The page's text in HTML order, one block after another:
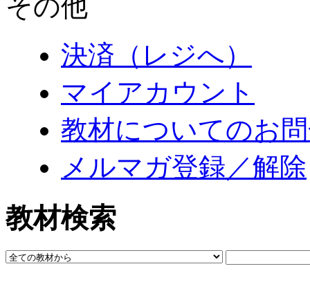
その他
決済（レジへ）
マイアカウント
教材についてのお
メルマガ登録／解除
教材検索